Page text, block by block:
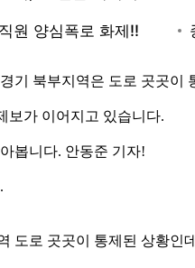
기 북부지역은 도로 곳곳이
보가 이어지고 있습니다.
봅니다. 안동준 기자!
도로 곳곳이 통제된 상황인